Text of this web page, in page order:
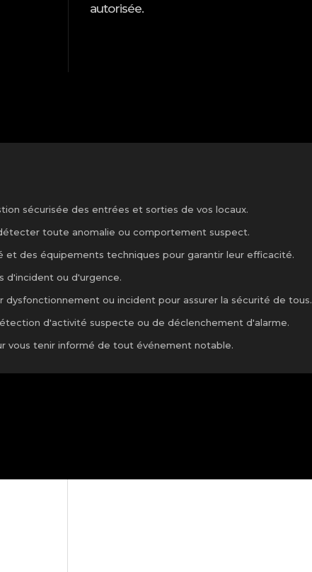
autorisée.
sécurisée des entrées et sorties de vos locaux.
toute anomalie ou comportement suspect.
des équipements techniques pour garantir leur efficacité.
d'incident ou d'urgence.
ou incident pour assurer la sécurité de tous.
d'activité suspecte ou de déclenchement d'alarme.
vous tenir informé de tout événement notable.